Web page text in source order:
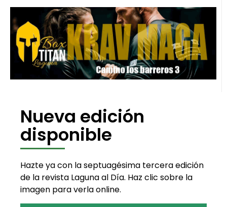
Nueva edición
disponible
Hazte ya con la septuagésima tercera edición
de la revista Laguna al Día. Haz clic sobre la
imagen para verla online.